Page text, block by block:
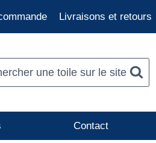
Livraisons et retours
une toile sur le site
Contact